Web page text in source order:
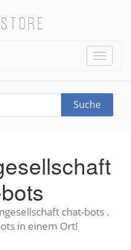
Toggle
Suche
chat-bots .
in einem Ort!